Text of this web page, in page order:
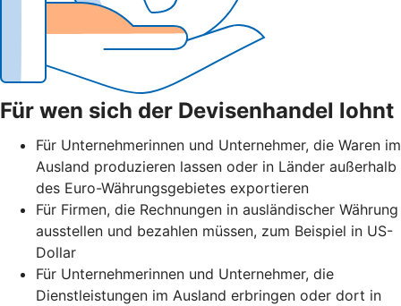
Für wen sich der Devisenhandel lohnt
Für Unternehmerinnen und Unternehmer, die Waren im
Ausland produzieren lassen oder in Länder außerhalb
des Euro-Währungsgebietes exportieren
Für Firmen, die Rechnungen in ausländischer Währung
ausstellen und bezahlen müssen, zum Beispiel in US-
Dollar
Für Unternehmerinnen und Unternehmer, die
Dienstleistungen im Ausland erbringen oder dort in